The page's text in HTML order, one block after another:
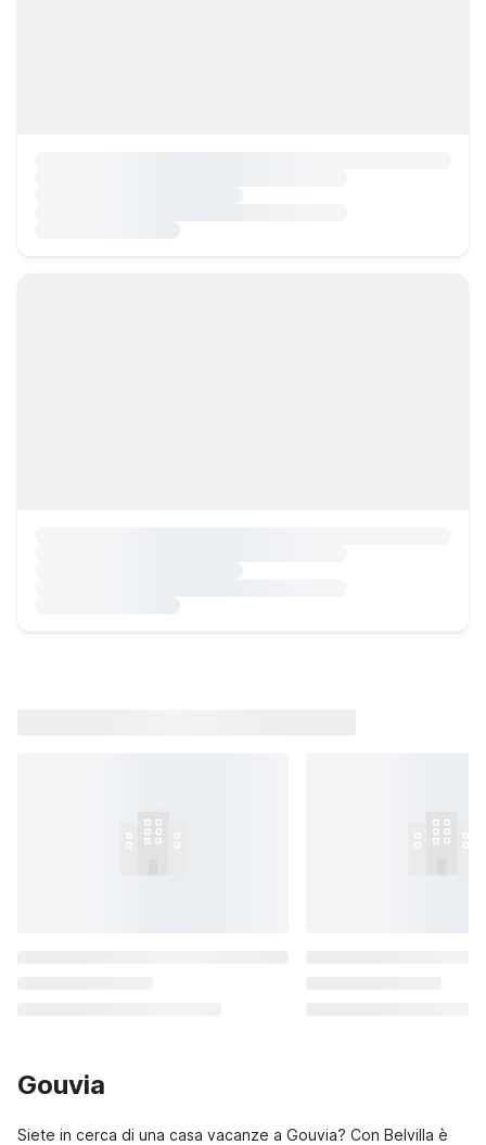
Gouvia
Siete in cerca di una casa vacanze a Gouvia? Con Belvilla è